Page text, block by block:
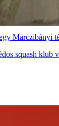
Marczibányi
squash klub